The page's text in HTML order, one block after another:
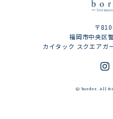
〒
福岡市中央区
カイタック スクエアガ
© border. All